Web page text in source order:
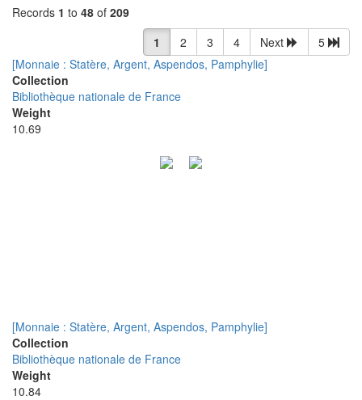
Records 1 to 48 of 209
1
2 3 4 Next
5
[Monnaie : Statère, Argent, Aspendos, Pamphylie]
Collection
Bibliothèque nationale de France
Weight
10.69
[Monnaie : Statère, Argent, Aspendos, Pamphylie]
Collection
Bibliothèque nationale de France
Weight
10.84